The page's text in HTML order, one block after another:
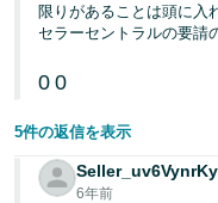
限りがあることは頭に入
セラーセントラルの要請
0 0
5件の返信を表示
6年前